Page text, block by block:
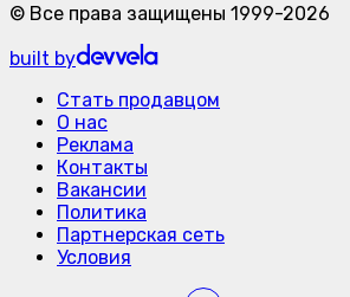
© Все права защищены 1999-2026
built by
Стать продавцом
О нас
Реклама
Контакты
Вакансии
Политика
Партнерская сеть
Условия